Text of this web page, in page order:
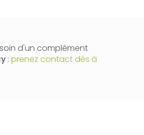
d'un complément
: prenez contact dès à